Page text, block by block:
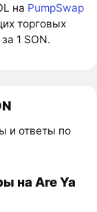
на PumpSwap
торговых
1 SON.
и ответы по
на Are Ya